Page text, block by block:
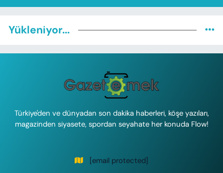
Yükleniyor...
Türkiye'den ve dünyadan son dakika haberleri, köşe yazıları,
magazinden siyasete, spordan seyahate her konuda Flow!
[email protected]